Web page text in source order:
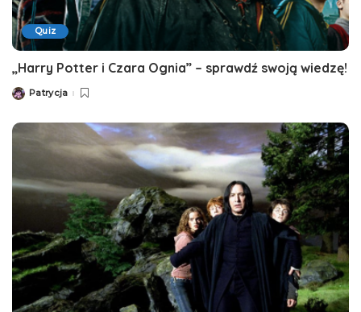
Quiz
„Harry Potter i Czara Ognia” – sprawdź swoją wiedzę!
PostedPatrycja